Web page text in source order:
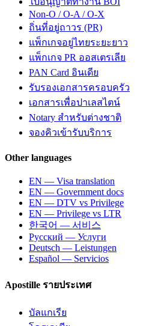
Non-O / O-A / O-X
ถิ่นที่อยู่ถาวร (PR)
แพ็กเกจอยู่ไทยระยะยาว
แพ็กเกจ PR ออสเตรเลีย
PAN Card อินเดีย
รับรองเอกสารครอบครัว
เอกสารเพื่อปาเลสไตน์
Notary สำหรับต่างชาติ
จองคิวเข้ารับบริการ
Other languages
EN — Visa translation
EN — Government docs
EN — DTV vs Privilege
EN — Privilege vs LTR
한국어 — 서비스
Русский — Услуги
Deutsch — Leistungen
Español — Servicios
Apostille รายประเทศ
บัลแกเรีย